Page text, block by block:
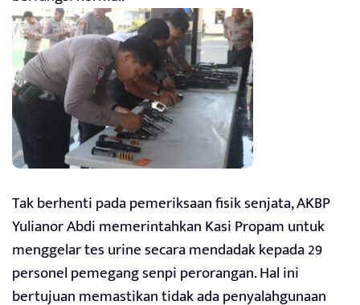
Tak berhenti pada pemeriksaan fisik senjata, AKBP
Yulianor Abdi memerintahkan Kasi Propam untuk
menggelar tes urine secara mendadak kepada 29
personel pemegang senpi perorangan. Hal ini
bertujuan memastikan tidak ada penyalahgunaan